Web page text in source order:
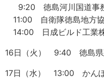
9:20 徳島河川国道事
11:00 自衛隊徳島地方
14:00 日成ビルド工業
16日（火） 9:40 徳島
17日（水） 13:00 かん